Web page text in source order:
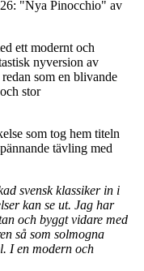
"Nya Pinocchio" av
ett modernt och
nyversion av
som en blivande
stor
som tog hem titeln
tävling med
svensk klassiker in i
kan se ut. Jag har
och byggt vidare med
så som solmogna
I en modern och